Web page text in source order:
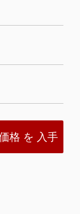
格 を 入手